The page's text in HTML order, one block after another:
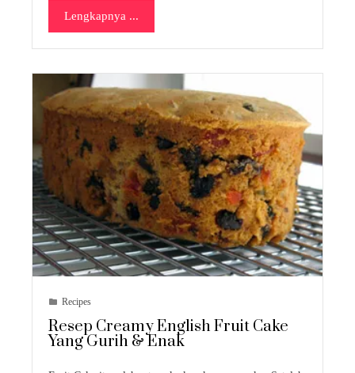
Lengkapnya ...
Recipes
Resep Creamy English Fruit Cake
Yang Gurih & Enak